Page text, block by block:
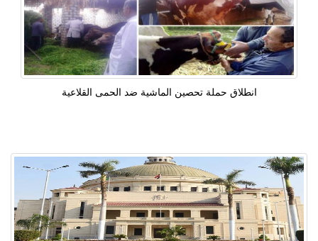
انطلاق حملة تحصين الماشية ضد الحمى القلاعية